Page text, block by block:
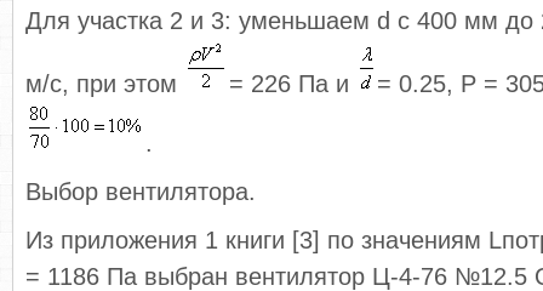
Для участка 2 и 3: уменьшаем d с 400 мм до
м/с, при этом = 226 Па и = 0.25, Р =
.
Выбор вентилятора.
Из приложения 1 книги [3] по значениям
= 1186 Па выбран вентилятор Ц-4-76 №12.5